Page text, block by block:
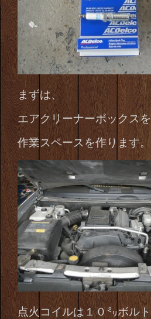
まずは、
エアクリーナーボックス
作業スペースを作ります。
点火コイルは１０㍉ボル